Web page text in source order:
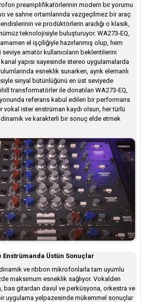
preamplifikatörlerinin modern bir yorumu
ve sahne ortamlarında vazgeçilmez bir araç
ve prodüktörlerin aradığı o klasik,
teknolojisiyle buluşturuyor. WA273-EQ,
el işçiliğiyle hazırlanmış olup, hem
amatör kullanıcıların beklentilerini
kanal yapısı sayesinde stereo uygulamalarda
esneklik sunarken, ayrık elemanlı
sinyal bütünlüğünü en üst seviyede
transformatörler ile donatılan WA273-EQ,
referans kabul edilen bir performans
vokal ister enstrüman kaydı olsun, her türlü
ve karakterli bir sonuç elde etmek
Üstün Sonuçlar
ve ribbon mikrofonlarla tam uyumlu
maksimum esneklik sağlıyor. Vokalden
bas gitardan davul ve perküsyona, orkestra ve
uygulama yelpazesinde mükemmel sonuçlar